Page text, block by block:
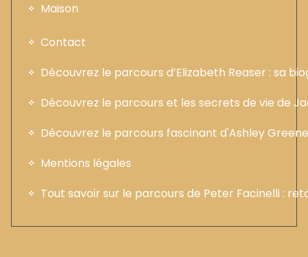
Maison
Contact
Découvrez le parcours d’Elizabeth Reaser : sa
Découvrez le parcours et les secrets de vie de
Découvrez le parcours fascinant d'Ashley
Mentions légales
Tout savoir sur le parcours de Peter Facinelli :